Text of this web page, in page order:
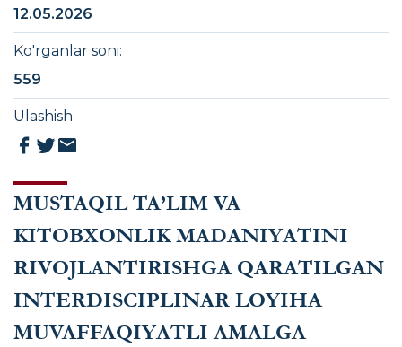
MUSTAQIL TA’LIM VA
KITOBXONLIK MADANIYATINI
RIVOJLANTIRISHGA QARATILGAN
INTERDISCIPLINAR LOYIHA
MUVAFFAQIYATLI AMALGA
12.05.2026
Ko'rganlar soni:
559
Ulashish: